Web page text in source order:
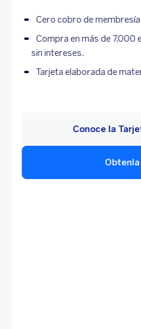
Cero cobro de
Compra en más de 7,000
sin intereses.
Tarjeta elaborada de
Conoce la